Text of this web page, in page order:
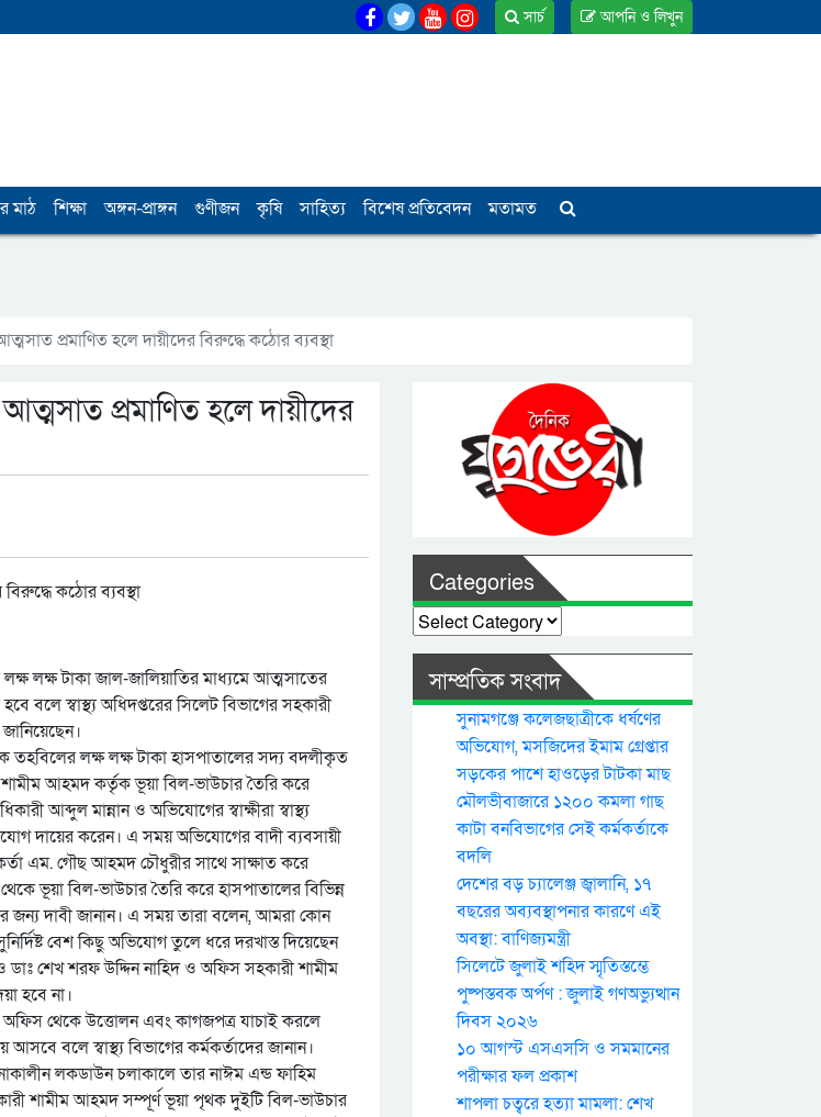
আপনি ও লিখুন
সার্চ
মাঠ শিক্ষা অঙ্গন-প্রাঙ্গন গুণীজন কৃষি সাহিত্য বিশেষ প্রতিবেদন মতামত
প্রমাণিত হলে দায়ীদের বিরুদ্ধে কঠোর ব্যবস্থা
আত্মসাত প্রমাণিত হলে দায়ীদের
লক্ষ লক্ষ টাকা জাল-জালিয়াতির মাধ্যমে আত্মসাতের
বলে স্বাস্থ্য অধিদপ্তরের সিলেট বিভাগের সহকারী
লক্ষ লক্ষ টাকা হাসপাতালের সদ্য বদলীকৃত
আহমদ কর্তৃক ভূয়া বিল-ভাউচার তৈরি করে
আব্দুল মান্নান ও অভিযোগের স্বাক্ষীরা স্বাস্থ্য
দায়ের করেন। এ সময় অভিযোগের বাদী ব্যবসায়ী
এম. গৌছ আহমদ চৌধুরীর সাথে সাক্ষাত করে
ভূয়া বিল-ভাউচার তৈরি করে হাসপাতালের বিভিন্ন
জন্য দাবী জানান। এ সময় তারা বলেন, আমরা কোন
বেশ কিছু অভিযোগ তুলে ধরে দরখাস্ত দিয়েছেন
ডাঃ শেখ শরফ উদ্দিন নাহিদ ও অফিস সহকারী শামীম
হবে না।
অফিস থেকে উত্তোলন এবং কাগজপত্র যাচাই করলে
বলে স্বাস্থ্য বিভাগের কর্মকর্তাদের জানান।
লকডাউন চলাকালে তার নাঈম এন্ড ফাহিম
শামীম আহমদ সম্পূর্ণ ভূয়া পৃথক দুইটি বিল-ভাউচার
Categories
Categories
সাম্প্রতিক সংবাদ
সুনামগঞ্জে কলেজছাত্রীকে ধর্ষণের
অভিযোগ, মসজিদের ইমাম গ্রেপ্তার
সড়কের পাশে হাওড়ের টাটকা মাছ
মৌলভীবাজারে ১২০০ কমলা গাছ
কাটা বনবিভাগের সেই কর্মকর্তাকে
বদলি
দেশের বড় চ্যালেঞ্জ জ্বালানি, ১৭
বছরের অব্যবস্থাপনার কারণে এই
অবস্থা: বাণিজ্যমন্ত্রী
সিলেটে জুলাই শহিদ স্মৃতিস্তম্ভে
পুষ্পস্তবক অর্পণ : জুলাই গণঅভ্যুত্থান
দিবস ২০২৬
১০ আগস্ট এসএসসি ও সমমানের
পরীক্ষার ফল প্রকাশ
শাপলা চত্বরে হত্যা মামলা: শেখ